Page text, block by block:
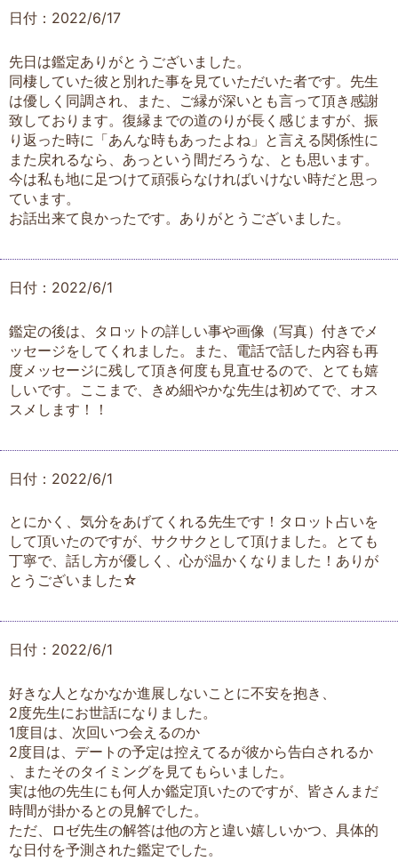
日付：2022/6/17
先日は鑑定ありがとうございました。
同棲していた彼と別れた事を見ていただいた者です。先生
は優しく同調され、また、ご縁が深いとも言って頂き感謝
致しております。復縁までの道のりが長く感じますが、振
り返った時に「あんな時もあったよね」と言える関係性に
また戻れるなら、あっという間だろうな、とも思います。
今は私も地に足つけて頑張らなければいけない時だと思っ
ています。
お話出来て良かったです。ありがとうございました。
日付：2022/6/1
鑑定の後は、タロットの詳しい事や画像（写真）付きでメ
ッセージをしてくれました。また、電話で話した内容も再
度メッセージに残して頂き何度も見直せるので、とても嬉
しいです。ここまで、きめ細やかな先生は初めてで、オス
スメします！！
日付：2022/6/1
とにかく、気分をあげてくれる先生です！タロット占いを
して頂いたのですが、サクサクとして頂けました。とても
丁寧で、話し方が優しく、心が温かくなりました！ありが
とうございました☆
日付：2022/6/1
好きな人となかなか進展しないことに不安を抱き、
2度先生にお世話になりました。
1度目は、次回いつ会えるのか
2度目は、デートの予定は控えてるが彼から告白されるか
、またそのタイミングを見てもらいました。
実は他の先生にも何人か鑑定頂いたのですが、皆さんまだ
時間が掛かるとの見解でした。
ただ、ロゼ先生の解答は他の方と違い嬉しいかつ、具体的
な日付を予測された鑑定でした。